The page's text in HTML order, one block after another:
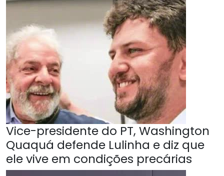
Vice-presidente do PT, Washington
Quaquá defende Lulinha e diz que
ele vive em condições precárias